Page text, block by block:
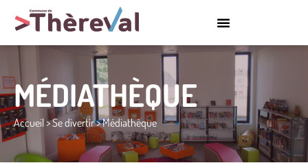
MÉDIATHÈQUE
Accueil>Se divertir>Médiathèque